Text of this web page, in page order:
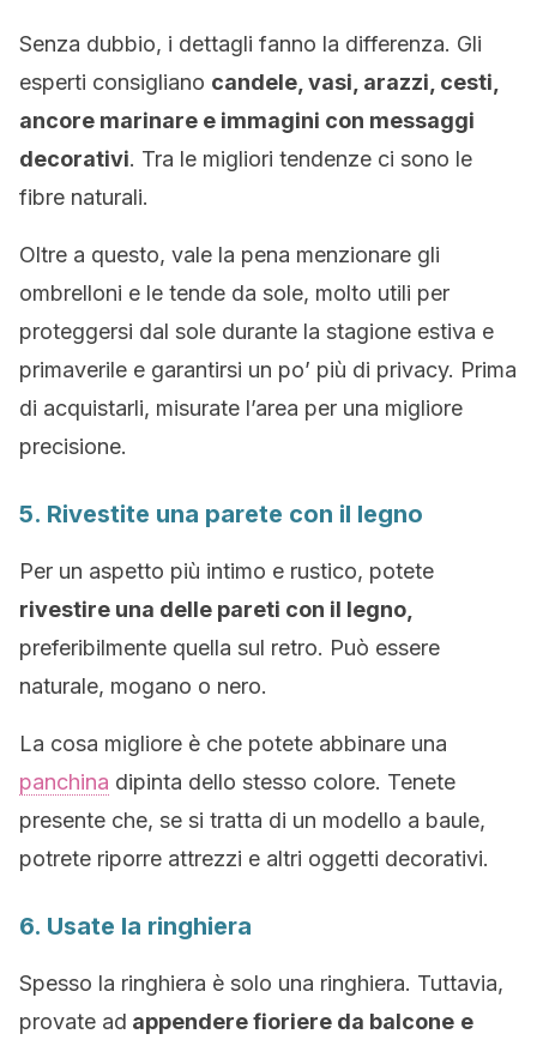
Senza dubbio, i dettagli fanno la differenza. Gli
esperti consigliano candele, vasi, arazzi, cesti,
ancore marinare e immagini con messaggi
decorativi. Tra le migliori tendenze ci sono le
fibre naturali.
Oltre a questo, vale la pena menzionare gli
ombrelloni e le tende da sole, molto utili per
proteggersi dal sole durante la stagione estiva e
primaverile e garantirsi un po’ più di privacy. Prima
di acquistarli, misurate l’area per una migliore
precisione.
5. Rivestite una parete con il legno
Per un aspetto più intimo e rustico, potete
rivestire una delle pareti con il legno,
preferibilmente quella sul retro. Può essere
naturale, mogano o nero.
La cosa migliore è che potete abbinare una
panchina dipinta dello stesso colore. Tenete
presente che, se si tratta di un modello a baule,
potrete riporre attrezzi e altri oggetti decorativi.
6. Usate la ringhiera
Spesso la ringhiera è solo una ringhiera. Tuttavia,
provate ad appendere fioriere da balcone e